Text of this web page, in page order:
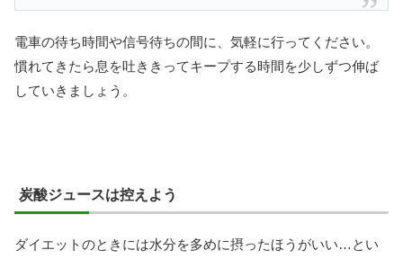
電車の待ち時間や信号待ちの間に、気軽に行ってください。
慣れてきたら息を吐ききってキープする時間を少しずつ伸ば
していきましょう。
炭酸ジュースは控えよう
ダイエットのときには水分を多めに摂ったほうがいい…とい